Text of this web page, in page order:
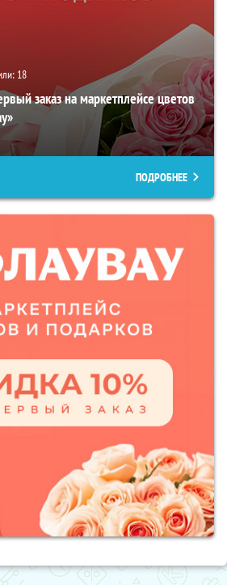
18
заказ на маркетплейсе цветов
ПОДРОБНЕЕ